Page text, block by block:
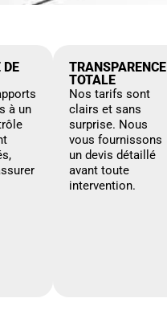
à un
TRANSPARENCE
TOTALE
Nos tarifs sont
clairs et sans
surprise. Nous
vous fournissons
un devis détaillé
avant toute
intervention.